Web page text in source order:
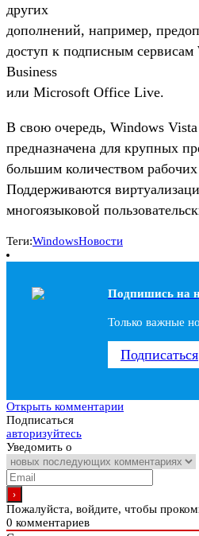
других
дополнений, например,
доступ к подписным
Business
или Microsoft Office Live.
В свою очередь, Windows
предназначена для крупных
большим количеством рабочих
Поддерживаются
многоязыковой
Теги:WindowsНовости
Подпишись на
Только важные
Подписаться
Открыть комментарии
Подписаться
авторизуйтесь
Уведомить о
Пожалуйста, войдите, чтобы
0 комментариев